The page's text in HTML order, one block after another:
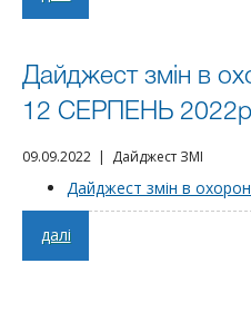
Дайджест змін в
12 СЕРПЕНЬ 2022р
09.09.2022 | Дайджест ЗМІ
Дайджест змін в
далі